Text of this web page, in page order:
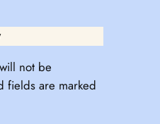
not be
fields are marked